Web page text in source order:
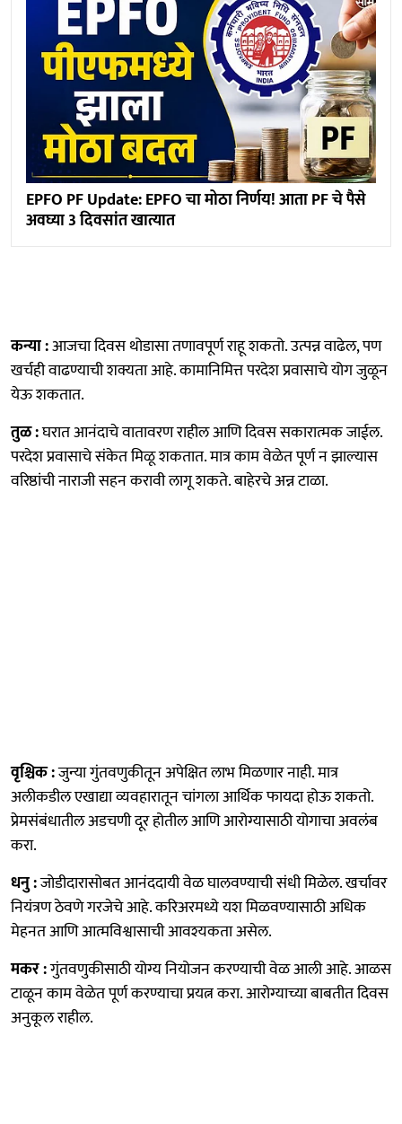
EPFO PF Update: EPFO चा मोठा निर्णय! आता PF चे पैसे
अवघ्या 3 दिवसांत खात्यात
कन्या :आजचा दिवस थोडासा तणावपूर्ण राहू शकतो. उत्पन्न वाढेल, पण
खर्चही वाढण्याची शक्यता आहे. कामानिमित्त परदेश प्रवासाचे योग जुळून
येऊ शकतात.
तुळ :घरात आनंदाचे वातावरण राहील आणि दिवस सकारात्मक जाईल.
परदेश प्रवासाचे संकेत मिळू शकतात. मात्र काम वेळेत पूर्ण न झाल्यास
वरिष्ठांची नाराजी सहन करावी लागू शकते. बाहेरचे अन्न टाळा.
वृश्चिक :जुन्या गुंतवणुकीतून अपेक्षित लाभ मिळणार नाही. मात्र
अलीकडील एखाद्या व्यवहारातून चांगला आर्थिक फायदा होऊ शकतो.
प्रेमसंबंधातील अडचणी दूर होतील आणि आरोग्यासाठी योगाचा अवलंब
करा.
धनु :जोडीदारासोबत आनंददायी वेळ घालवण्याची संधी मिळेल. खर्चावर
नियंत्रण ठेवणे गरजेचे आहे. करिअरमध्ये यश मिळवण्यासाठी अधिक
मेहनत आणि आत्मविश्वासाची आवश्यकता असेल.
मकर :गुंतवणुकीसाठी योग्य नियोजन करण्याची वेळ आली आहे. आळस
टाळून काम वेळेत पूर्ण करण्याचा प्रयत्न करा. आरोग्याच्या बाबतीत दिवस
अनुकूल राहील.